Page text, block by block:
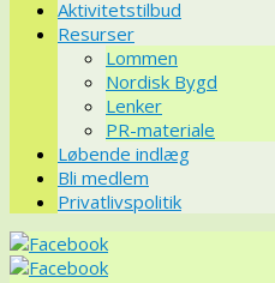
Aktivitetstilbud
Resurser
Lommen
Nordisk Bygd
Lenker
PR-materiale
Løbende indlæg
Bli medlem
Privatlivspolitik